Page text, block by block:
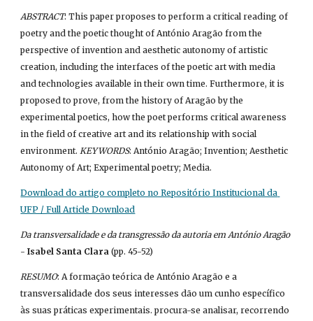
ABSTRACT: This paper proposes to perform a critical reading of
poetry and the poetic thought of António Aragão from the
perspective of invention and aesthetic autonomy of artistic
creation, including the interfaces of the poetic art with media
and technologies available in their own time. Furthermore, it is
proposed to prove, from the history of Aragão by the
experimental poetics, how the poet performs critical awareness
in the field of creative art and its relationship with social
environment. KEYWORDS: António Aragão; Invention; Aesthetic
Autonomy of Art; Experimental poetry; Media.
Download do artigo completo no Repositório Institucional da
UFP / Full Article Download
Da transversalidade e da transgressão da autoria em António Aragão
- Isabel Santa Clara (pp. 45-52)
RESUMO: A formação teórica de António Aragão e a
transversalidade dos seus interesses dão um cunho específico
às suas práticas experimentais. procura-se analisar, recorrendo